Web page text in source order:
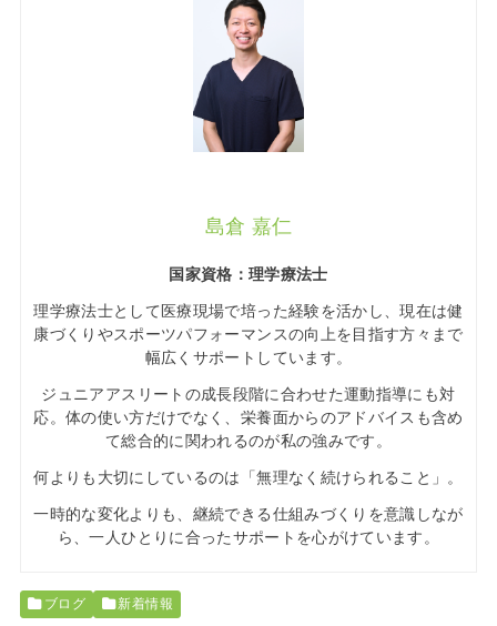
島倉 嘉仁
国家資格：理学療法士
理学療法士として医療現場で培った経験を活かし、現在は健
康づくりやスポーツパフォーマンスの向上を目指す方々まで
幅広くサポートしています。
ジュニアアスリートの成長段階に合わせた運動指導にも対
応。体の使い方だけでなく、栄養面からのアドバイスも含め
て総合的に関われるのが私の強みです。
何よりも大切にしているのは「無理なく続けられること」。
一時的な変化よりも、継続できる仕組みづくりを意識しなが
ら、一人ひとりに合ったサポートを心がけています。
ブログ 新着情報